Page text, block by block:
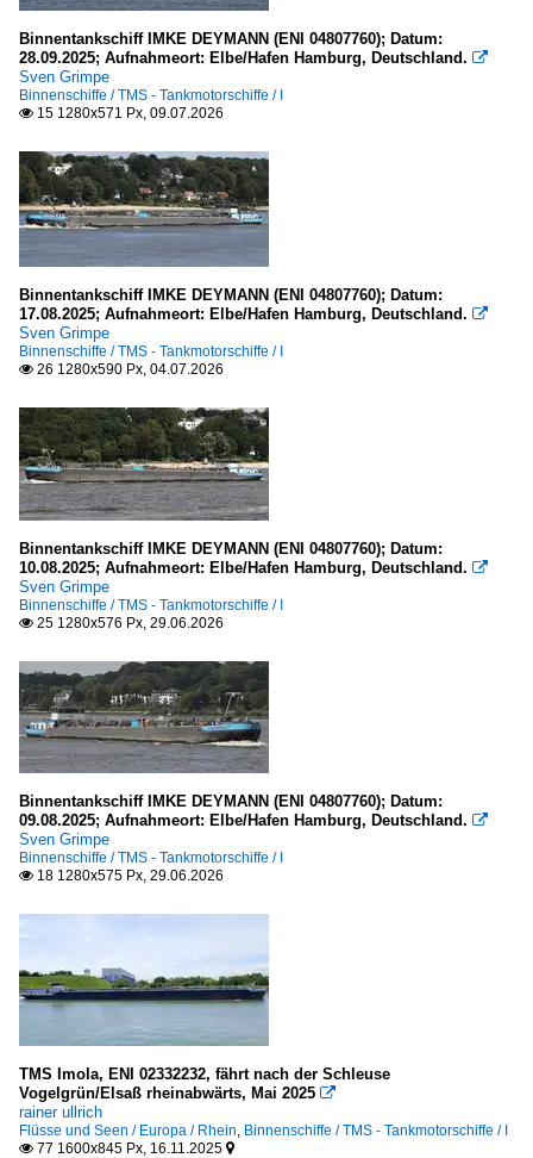
KFGS - Kabinen-FGS für Kreuzfahrten
E
TMS - Tankmotorschiffe
E
Flüsse und Seen
Europa
Elbe
Rhein
Kanäle
Deutschland
Dortmund-Ems-Kanal
Rhein-Herne-Kanal
Seehäfen
Frankreich
Rouen
Unternehmen
2008
2010
2010
2011
2012
2014
2015
2016
2018
2019
2020
2021
2022
2023
2024
2025
Binnentankschiff IMKE DEYMANN (ENI 04807760); Datum:
28.09.2025; Aufnahmeort: Elbe/Hafen Hamburg, Deutschland. 
Sven Grimpe
Binnenschiffe / TMS - Tankmotorschiffe / I
 15 1280x571 Px, 09.07.2026
Binnentankschiff IMKE DEYMANN (ENI 04807760); Datum:
17.08.2025; Aufnahmeort: Elbe/Hafen Hamburg, Deutschland. 
Sven Grimpe
Binnenschiffe / TMS - Tankmotorschiffe / I
 26 1280x590 Px, 04.07.2026
Binnentankschiff IMKE DEYMANN (ENI 04807760); Datum:
10.08.2025; Aufnahmeort: Elbe/Hafen Hamburg, Deutschland. 
Sven Grimpe
Binnenschiffe / TMS - Tankmotorschiffe / I
 25 1280x576 Px, 29.06.2026
Binnentankschiff IMKE DEYMANN (ENI 04807760); Datum:
09.08.2025; Aufnahmeort: Elbe/Hafen Hamburg, Deutschland. 
Sven Grimpe
Binnenschiffe / TMS - Tankmotorschiffe / I
 18 1280x575 Px, 29.06.2026
TMS Imola, ENI 02332232, fährt nach der Schleuse
Vogelgrün/Elsaß rheinabwärts, Mai 2025 
rainer ullrich
Flüsse und Seen / Europa / Rhein, Binnenschiffe / TMS - Tankmotorschiffe / I
 77 1600x845 Px, 16.11.2025 